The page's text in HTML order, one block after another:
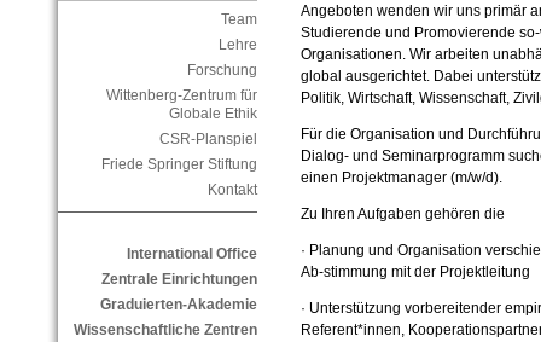
Team
Lehre
Forschung
Wittenberg-Zentrum für
Globale Ethik
CSR-Planspiel
Friede Springer Stiftung
Kontakt
International Office
Zentrale Einrichtungen
Graduierten-Akademie
Wissenschaftliche Zentren
Angeboten wenden wir uns primär
Studierende und Promovierende so-
Organisationen. Wir arbeiten
global ausgerichtet. Dabei
Politik, Wirtschaft, Wissenschaft,
Für die Organisation und
Dialog- und Seminarprogramm
einen Projektmanager (m/w/d).
Zu Ihren Aufgaben gehören die
· Planung und Organisation
Ab-stimmung mit der Projektleitung
· Unterstützung vorbereitender
Referent*innen,